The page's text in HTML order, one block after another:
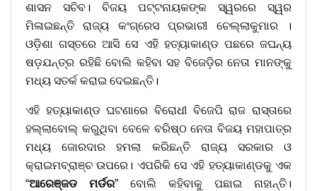
ଶାସନ ସଚିବ। ବିଜୟ ପଟ୍ଟନାୟକଙ୍କ ସ୍ୱରରେ ସ୍ୱର
ମିଳାଇଛନ୍ତି ରାଜ୍ୟ କଂଗ୍ରେସ ପ୍ରଭାରୀ ଚେଲ୍ଲାକୁମାର ।
ଓଡ଼ିଶା ଗସ୍ତରେ ଆସି ସେ ଏହି ହତ୍ୟାକାଣ୍ଡ ପଛରେ ଜଘନ୍ୟ
ଷଡ଼ଯନ୍ତ୍ର ରହିଛି ବୋଲି କହିବା ସହ ବିଜେଡ଼ିର ନେତା ମାନଙ୍କୁ
ମଧ୍ୟ ସତର୍କ କରାଇ ଦେଇଛନ୍ତି।
ଏହି ହତ୍ୟାକାଣ୍ଡ ଘଟଣାରେ ବିରୋଧୀ ବିଜେପି ରାଜ ରାସ୍ତାରେ
ହଲ୍ଲାବୋଲ୍ କରୁଥିବା ବେଳେ ବରିଷ୍ଠ ନେତା ବିଜୟ ମହାପାତ୍ର
ମଧ୍ୟ ଜୋରଦାର ହମଲା କରିଛନ୍ତି ରାଜ୍ୟ ସରକାର ଓ
କ୍ରାଇମବ୍ରାଞ୍ଚ ଉପରେ। ଏପରିକି ସେ ଏହି ହତ୍ୟାକାଣ୍ଡକୁ ଏକ
“ଆରେଞ୍ଜଡ ମର୍ଡର” ବୋଲି କହିବାକୁ ପଛାଇ ନାହାନ୍ତି।